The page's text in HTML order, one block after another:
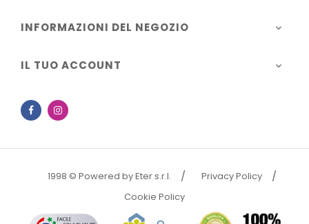
INFORMAZIONI DEL NEGOZIO 
IL TUO ACCOUNT 
Facebook
1998 © Powered by Eter s.r.l.
Privacy Policy
Cookie Policy